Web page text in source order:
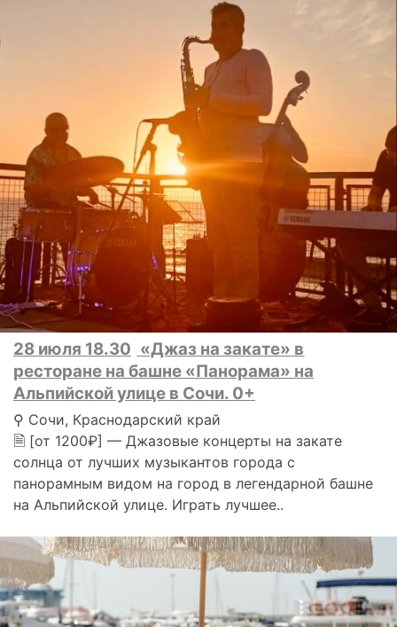
28 июля 18.30 «Джаз на закате» в
ресторане на башне «Панорама» на
Альпийской улице в Сочи. 0+
⚲ Сочи, Краснодарский край
🗎 [от 1200₽] — Джазовые концерты на закате
солнца от лучших музыкантов города с
панорамным видом на город в легендарной башне
на Альпийской улице. Играть лучшее..